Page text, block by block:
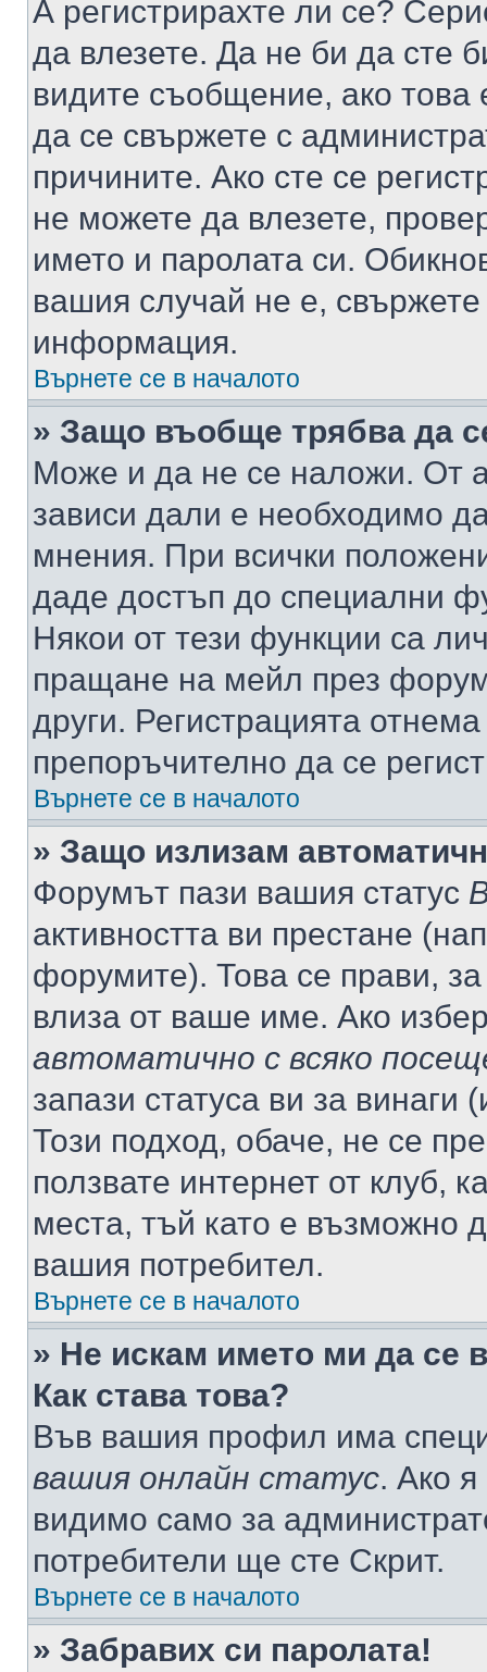
А регистрирахте ли се?
да влезете. Да не би да сте
видите съобщение, ако това
да се свържете с
причините. Ако сте се
не можете да влезете,
името и паролата си.
вашия случай не е,
информация.
Върнете се в началото
» Защо въобще трябва да
Може и да не се наложи. От
зависи дали е необходимо
мнения. При всички
даде достъп до специални
Някои от тези функции са
пращане на мейл през
други. Регистрацията
препоръчително да се
Върнете се в началото
» Защо излизам
Форумът пази вашия статус
активността ви престане
форумите). Това се прави,
влиза от ваше име. Ако
автоматично с всяко
запази статуса ви за винаги
Този подход, обаче, не се
ползвате интернет от клуб,
места, тъй като е възможно
вашия потребител.
Върнете се в началото
» Не искам името ми да се
Как става това?
Във вашия профил има
вашия онлайн статус. Ако
видимо само за
потребители ще сте Скрит.
Върнете се в началото
» Забравих си паролата!